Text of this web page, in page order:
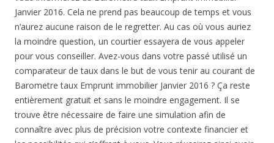
Janvier 2016. Cela ne prend pas beaucoup de temps et vous
n’aurez aucune raison de le regretter. Au cas où vous auriez
la moindre question, un courtier essayera de vous appeler
pour vous conseiller. Avez-vous dans votre passé utilisé un
comparateur de taux dans le but de vous tenir au courant de
Barometre taux Emprunt immobilier Janvier 2016 ? Ça reste
entièrement gratuit et sans le moindre engagement. Il se
trouve être nécessaire de faire une simulation afin de
connaître avec plus de précision votre contexte financier et